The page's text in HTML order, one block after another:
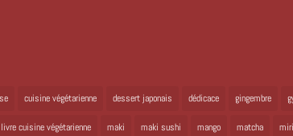
cuisine végétarienne dessert japonais dédicace gingembre
livre cuisine végétarienne maki maki sushi mango matcha